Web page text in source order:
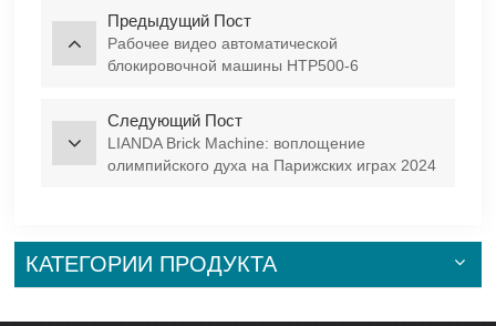
Предыдущий Пост
Рабочее видео автоматической
блокировочной машины HTP500-6
Следующий Пост
LIANDA Brick Machine: воплощение
олимпийского духа на Парижских играх 2024
КАТЕГОРИИ ПРОДУКТА